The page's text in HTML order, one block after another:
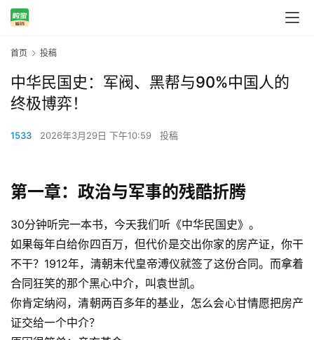
首页 投稿
中华民国史：军阀、黑帮与90%中国人的
终极博弈！
1533 2026年3月29日 下午10:59 投稿
第一章：政治与军事的残酷折腾
30分钟听完一本书，今天我们听《中华民国史》。
如果每年白给你四百万，但代价是交出你家的房产证，你干
不干？1912年，清朝末代皇帝溥仪就签了这份合同。而拿着
合同狂笑的那个黑心中介，叫袁世凯。
你肯定纳闷，清朝两百多年的基业，怎么会心甘情愿把房产
证交给一个中介？